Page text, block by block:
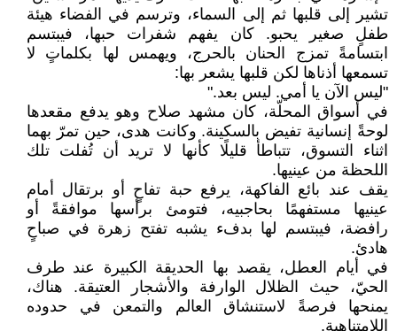
تشير إلى قلبها ثم إلى السماء، وترسم في الفضاء هيئة
طفلٍ صغير يحبو. كان يفهم شفرات حبها، فيبتسم
ابتسامةً تمزج الحنان بالحرج، ويهمس لها بكلماتٍ لا
تسمعها أذناها لكن قلبها يشعر بها:
"ليس الآن يا أمي. ليس بعد."
في أسواق المحلّة، كان مشهد صلاح وهو يدفع مقعدها
لوحةً إنسانية تفيض بالسكينة. وكانت هدى، حين تمرّ بهما
اثناء التسوق، تتباطأ قليلًا كأنها لا تريد أن تُفلت تلك
اللحظة من عينيها.
يقف عند بائع الفاكهة، يرفع حبة تفاحٍ أو برتقال أمام
عينيها مستفهمًا بحاجبيه، فتومئ برأسها موافقةً أو
رافضة، فيبتسم لها بدفء يشبه تفتح زهرة في صباحٍ
هادئ.
في أيام العطل، يقصد بها الحديقة الكبيرة عند طرف
الحيّ، حيث الظلال الوارفة والأشجار العتيقة. هناك،
يمنحها فرصةً لاستنشاق العالم والتمعن في حدوده
اللامتناهية.